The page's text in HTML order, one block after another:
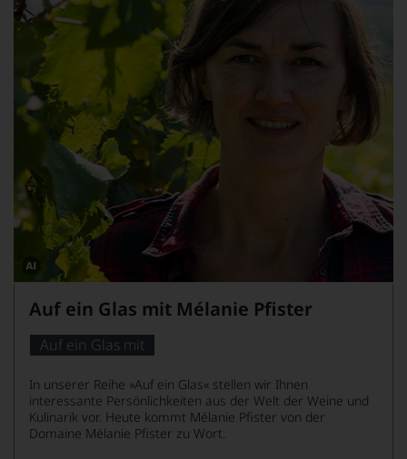
Dieses
Bild
wurde
von
Auf ein Glas mit Mélanie Pfister
Auf ein Glas mit
In unserer Reihe »Auf ein Glas« stellen wir Ihnen
interessante Persönlichkeiten aus der Welt der Weine und
Kulinarik vor. Heute kommt Mélanie Pfister von der
Domaine Mélanie Pfister zu Wort.